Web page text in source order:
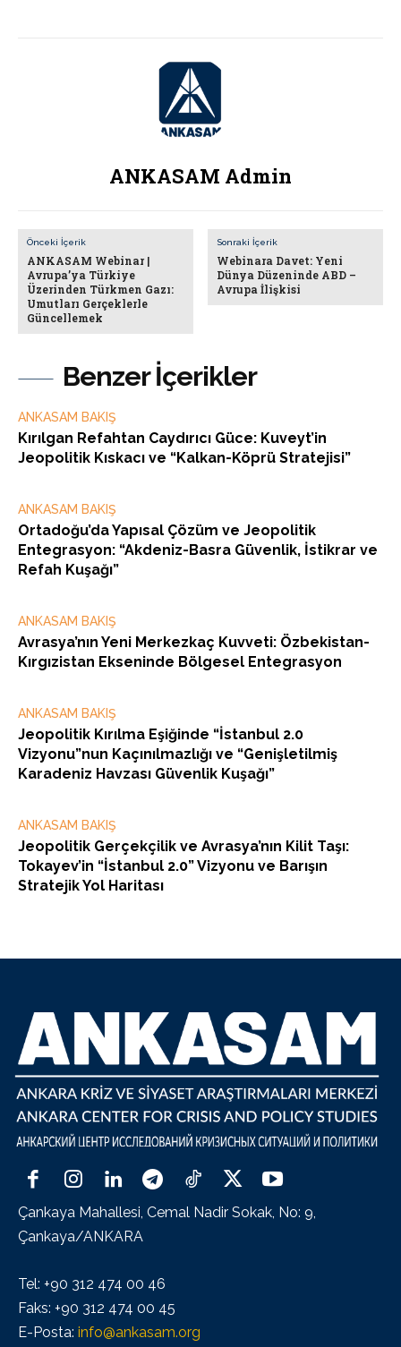
Benzer İçerikler
ANKASAM BAKIŞ
Kırılgan Refahtan Caydırıcı Güce: Kuveyt’in
Jeopolitik Kıskacı ve “Kalkan-Köprü Stratejisi”
ANKASAM BAKIŞ
Ortadoğu’da Yapısal Çözüm ve Jeopolitik
Entegrasyon: “Akdeniz-Basra Güvenlik, İstikrar ve
Refah Kuşağı”
ANKASAM BAKIŞ
Avrasya’nın Yeni Merkezkaç Kuvveti: Özbekistan-
Kırgızistan Ekseninde Bölgesel Entegrasyon
ANKASAM BAKIŞ
Jeopolitik Kırılma Eşiğinde “İstanbul 2.0
Vizyonu”nun Kaçınılmazlığı ve “Genişletilmiş
Karadeniz Havzası Güvenlik Kuşağı”
ANKASAM BAKIŞ
Jeopolitik Gerçekçilik ve Avrasya’nın Kilit Taşı:
Tokayev’in “İstanbul 2.0” Vizyonu ve Barışın
Stratejik Yol Haritası
ANKASAM Admin
Önceki İçerik
ANKASAM Webinar |
Avrupa’ya Türkiye
Üzerinden Türkmen Gazı:
Umutları Gerçeklerle
Güncellemek
Sonraki İçerik
Webinara Davet: Yeni
Dünya Düzeninde ABD –
Avrupa İlişkisi
Çankaya Mahallesi, Cemal Nadir Sokak, No: 9,
Çankaya/ANKARA
Tel: +90 312 474 00 46
Faks: +90 312 474 00 45
E-Posta: info@ankasam.org